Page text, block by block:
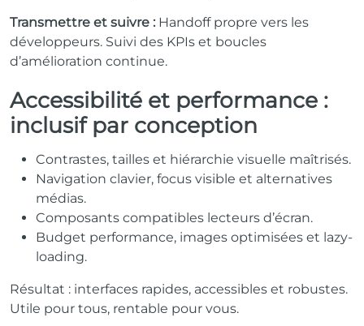
Transmettre et suivre : Handoff propre vers les
développeurs. Suivi des KPIs et boucles
d’amélioration continue.
Accessibilité et performance :
inclusif par conception
Contrastes, tailles et hiérarchie visuelle maîtrisés.
Navigation clavier, focus visible et alternatives
médias.
Composants compatibles lecteurs d’écran.
Budget performance, images optimisées et lazy-
loading.
Résultat : interfaces rapides, accessibles et robustes.
Utile pour tous, rentable pour vous.